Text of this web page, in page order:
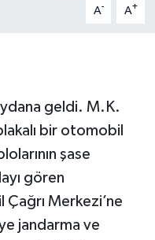
A- A+
geldi. M.K.
bir otomobil
şase
gören
Merkezi’ne
jandarma ve